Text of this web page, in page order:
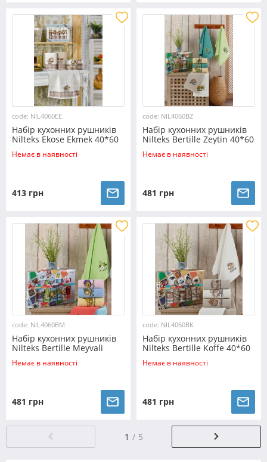
code: NIL4060EE
Набір кухонних рушників
Nilteks Ekose Ekmek 40*60
(5 шт)
Немає в наявності
413 грн
code: NIL4060BZ
Набір кухонних рушників
Nilteks Bertille Zeytin 40*60
(7 шт)
Немає в наявності
481 грн
code: NIL4060BM
Набір кухонних рушників
Nilteks Bertille Meyvali
40*60 (7 шт)
Немає в наявності
481 грн
code: NIL4060BK
Набір кухонних рушників
Nilteks Bertille Koffe 40*60
(7 шт)
Немає в наявності
481 грн
1 5